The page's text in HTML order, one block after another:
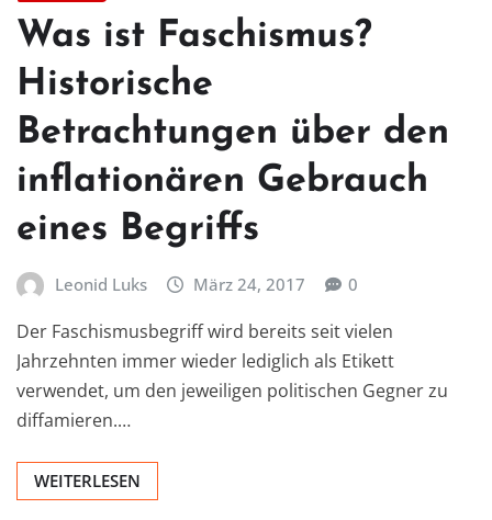
Was ist Faschismus?
Historische
Betrachtungen über den
inflationären Gebrauch
eines Begriffs
Leonid Luks März 24, 2017 0
Der Faschismusbegriff wird bereits seit vielen
Jahrzehnten immer wieder lediglich als Etikett
verwendet, um den jeweiligen politischen Gegner zu
diffamieren.…
WEITERLESEN